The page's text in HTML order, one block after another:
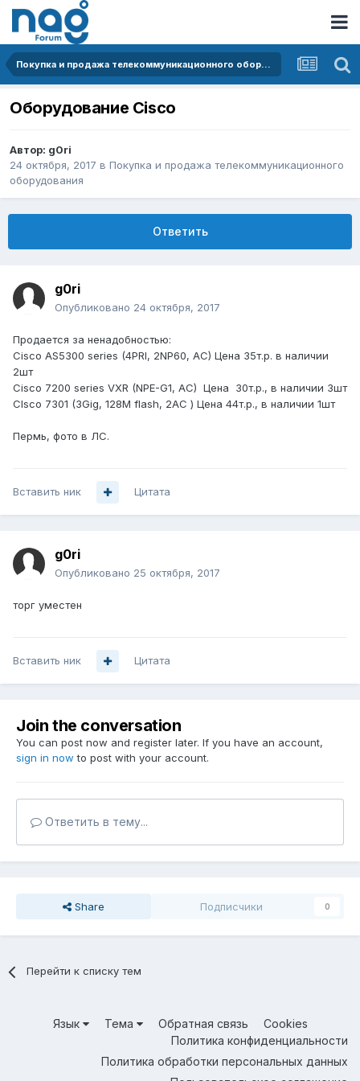
Покупка и продажа телекоммуникационного оборудования
Оборудование Cisco
Автор: g0ri
24 октября, 2017 в Покупка и продажа телекоммуникационного
оборудования
Ответить
g0ri
Опубликовано 24 октября, 2017
Продается за ненадобностью:
Cisco AS5300 series (4PRI, 2NP60, AC) Цена 35т.р. в наличии
2шт
Cisco 7200 series VXR (NPE-G1, AC) Цена 30т.р., в наличии 3шт
CIsco 7301 (3Gig, 128M flash, 2AC ) Цена 44т.р., в наличии 1шт
Пермь, фото в ЛС.
Вставить ник Цитата
g0ri
Опубликовано 25 октября, 2017
торг уместен
Вставить ник Цитата
Join the conversation
You can post now and register later. If you have an account,
sign in now to post with your account.
Ответить в тему...
Share Подписчики 0
Перейти к списку тем
Язык Тема Обратная связь
Cookies
Политика конфиденциальности
Политика обработки персональных данных